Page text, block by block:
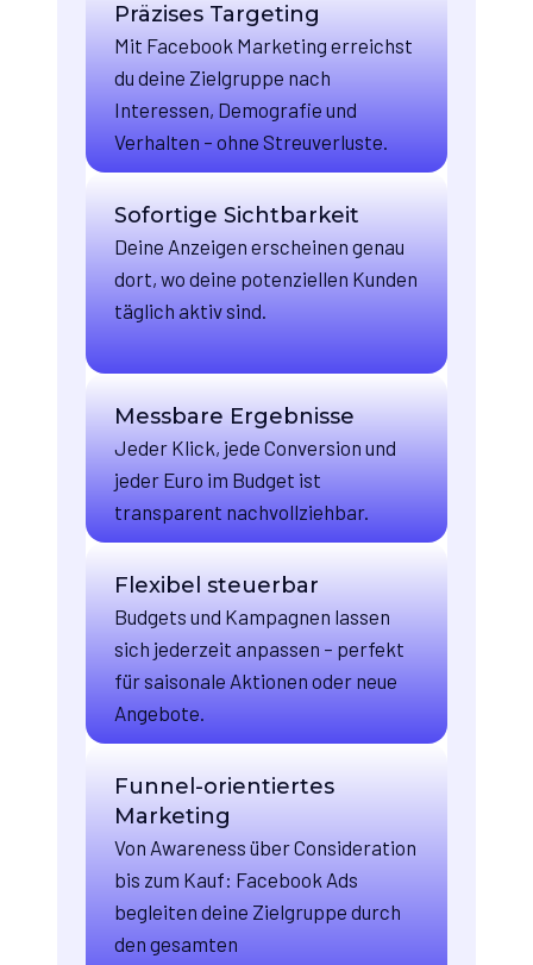
Präzises Targeting
Mit Facebook Marketing erreichst
du deine Zielgruppe nach
Interessen, Demografie und
Verhalten – ohne Streuverluste.
Sofortige Sichtbarkeit
Deine Anzeigen erscheinen genau
dort, wo deine potenziellen Kunden
täglich aktiv sind.
Messbare Ergebnisse
Jeder Klick, jede Conversion und
jeder Euro im Budget ist
transparent nachvollziehbar.
Flexibel steuerbar
Budgets und Kampagnen lassen
sich jederzeit anpassen – perfekt
für saisonale Aktionen oder neue
Angebote.
Funnel-orientiertes
Marketing
Von Awareness über Consideration
bis zum Kauf: Facebook Ads
begleiten deine Zielgruppe durch
den gesamten